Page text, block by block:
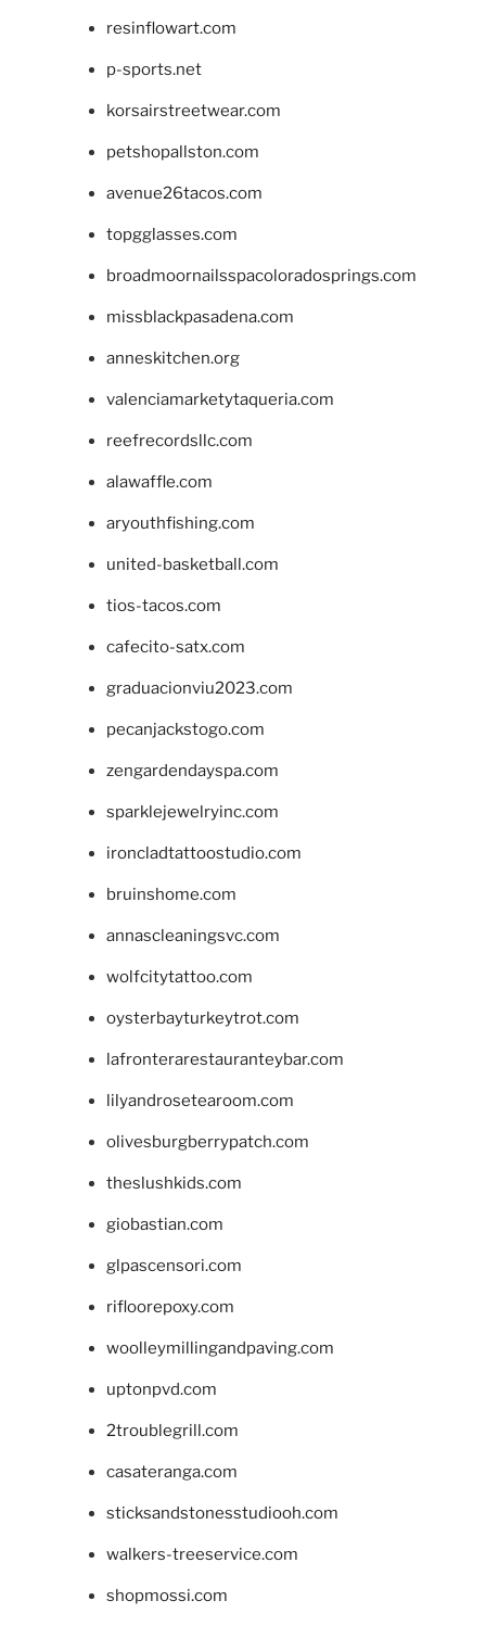
resinflowart.com
p-sports.net
korsairstreetwear.com
petshopallston.com
avenue26tacos.com
topgglasses.com
broadmoornailsspacoloradosprings.com
missblackpasadena.com
anneskitchen.org
valenciamarketytaqueria.com
reefrecordsllc.com
alawaffle.com
aryouthfishing.com
united-basketball.com
tios-tacos.com
cafecito-satx.com
graduacionviu2023.com
pecanjackstogo.com
zengardendayspa.com
sparklejewelryinc.com
ironcladtattoostudio.com
bruinshome.com
annascleaningsvc.com
wolfcitytattoo.com
oysterbayturkeytrot.com
lafronterarestauranteybar.com
lilyandrosetearoom.com
olivesburgberrypatch.com
theslushkids.com
giobastian.com
glpascensori.com
rifloorepoxy.com
woolleymillingandpaving.com
uptonpvd.com
2troublegrill.com
casateranga.com
sticksandstonesstudiooh.com
walkers-treeservice.com
shopmossi.com